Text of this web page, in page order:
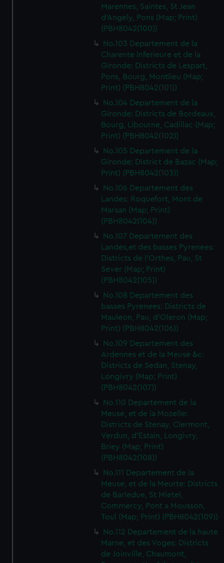
Marennes, Saintes, St Jean
d'Angely, Pons (Map; Print)
(PBH8042(100))
No.103 Departement de la
Charente Inferieure et de la
Gironde: Districts de Lespart,
Pons, Bourg, Montlieu (Map;
Print) (PBH8042(101))
No.104 Departement de la
Gironde: Districts de Bordeaux,
Bourg, Libourne, Cadillac (Map;
Print) (PBH8042(102))
No.105 Departement de la
Gironde: District de Bazac (Map;
Print) (PBH8042(103))
No.106 Departement des
Landes: Roquefort, Mont de
Marsan (Map; Print)
(PBH8042(104))
No.107 Departement des
Landes,et des basses Pyrenees:
Districts de l'Orthes, Pau, St
Sever (Map; Print)
(PBH8042(105))
No.108 Departement des
basses Pyrenees: Districts de
Mauleon, Pau, d'Oleron (Map;
Print) (PBH8042(106))
No.109 Departement des
Ardennes et de la Meuse &c:
Districts de Sedan, Stenay,
Longivry (Map; Print)
(PBH8042(107))
No.110 Departement de la
Meuse, et de la Mozelle:
Districts de Stenay, Clermont,
Verdun, d'Estain, Longivry,
Briey (Map; Print)
(PBH8042(108))
No.111 Departement de la
Meuse, et de la Meurte: Districts
de Barledue, St Mietel,
Commercy, Pont a Mousson,
Toul (Map; Print) (PBH8042(109))
No.112 Departement de la haute
Marne, et des Voges: Districts
de Joinville, Chaumont,